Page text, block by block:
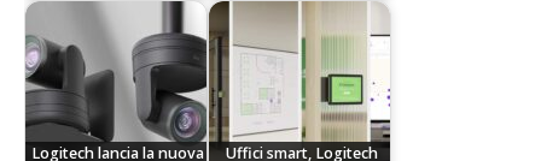
Logitech lancia la nuova
Uffici smart, Logitech